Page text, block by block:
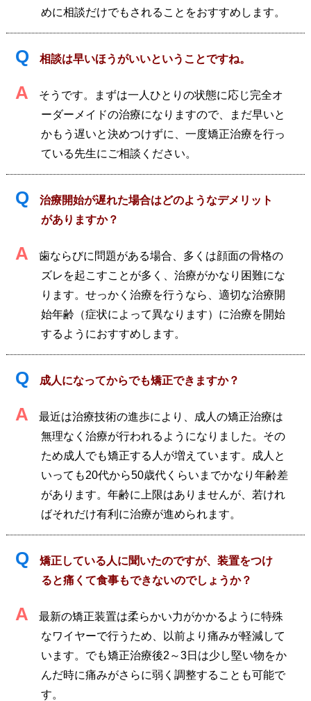
めに相談だけでもされることをおすすめします。
Q 相談は早いほうがいいということですね。
A
そうです。まずは一人ひとりの状態に応じ完全オ
ーダーメイドの治療になりますので、まだ早いと
かもう遅いと決めつけずに、一度矯正治療を行っ
ている先生にご相談ください。
Q
治療開始が遅れた場合はどのようなデメリット
がありますか？
A
歯ならびに問題がある場合、多くは顔面の骨格の
ズレを起こすことが多く、治療がかなり困難にな
ります。せっかく治療を行うなら、適切な治療開
始年齢（症状によって異なります）に治療を開始
するようにおすすめします。
Q 成人になってからでも矯正できますか？
A
最近は治療技術の進歩により、成人の矯正治療は
無理なく治療が行われるようになりました。その
ため成人でも矯正する人が増えています。成人と
いっても20代から50歳代くらいまでかなり年齢差
があります。年齢に上限はありませんが、若けれ
ばそれだけ有利に治療が進められます。
Q
矯正している人に聞いたのですが、装置をつけ
ると痛くて食事もできないのでしょうか？
A
最新の矯正装置は柔らかい力がかかるように特殊
なワイヤーで行うため、以前より痛みが軽減して
います。でも矯正治療後2～3日は少し堅い物をか
んだ時に痛みがさらに弱く調整することも可能で
す。